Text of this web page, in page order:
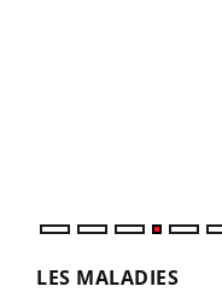
LES MALADIES